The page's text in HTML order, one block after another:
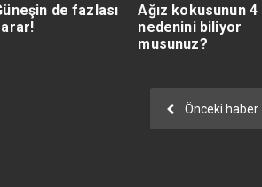
de fazlası
Ağız kokusunun 4
nedenini biliyor
musunuz?
Önceki haber